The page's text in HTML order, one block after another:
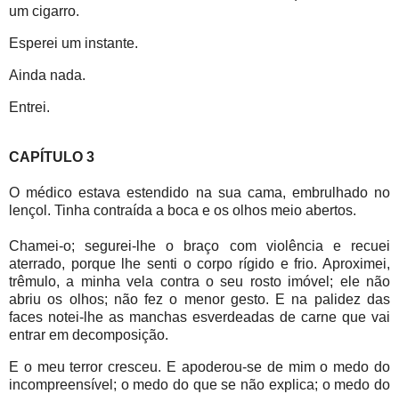
um cigarro.
Esperei um instante.
Ainda nada.
Entrei.
CAPÍTULO 3
O médico estava estendido na sua cama, embrulhado no
lençol. Tinha contraída a boca e os olhos meio abertos.
Chamei-o; segurei-lhe o braço com violência e recuei
aterrado, porque lhe senti o corpo rígido e frio. Aproximei,
trêmulo, a minha vela contra o seu rosto imóvel; ele não
abriu os olhos; não fez o menor gesto. E na palidez das
faces notei-lhe as manchas esverdeadas de carne que vai
entrar em decomposição.
E o meu terror cresceu. E apoderou-se de mim o medo do
incompreensível; o medo do que se não explica; o medo do